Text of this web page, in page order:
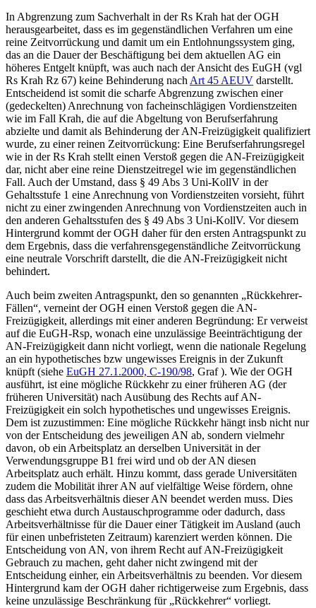
In Abgrenzung zum Sachverhalt in der Rs Krah hat der OGH
herausgearbeitet, dass es im gegenständlichen Verfahren um eine
reine Zeitvorrückung und damit um ein Entlohnungssystem ging,
das an die Dauer der Beschäftigung bei dem aktuellen AG ein
höheres Entgelt knüpft, was auch nach der Ansicht des EuGH (vgl
Rs Krah Rz 67) keine Behinderung nach Art 45 AEUV darstellt.
Entscheidend ist somit die scharfe Abgrenzung zwischen einer
(gedeckelten) Anrechnung von facheinschlägigen Vordienstzeiten
wie im Fall Krah, die auf die Abgeltung von Berufserfahrung
abzielte und damit als Behinderung der AN-Freizügigkeit qualifiziert
wurde, zu einer reinen Zeitvorrückung: Eine Berufserfahrungsregel
wie in der Rs Krah stellt einen Verstoß gegen die AN-Freizügigkeit
dar, nicht aber eine reine Dienstzeitregel wie im gegenständlichen
Fall. Auch der Umstand, dass § 49 Abs 3 Uni-KollV in der
Gehaltsstufe 1 eine Anrechnung von Vordienstzeiten vorsieht, führt
nicht zu einer zwingenden Anrechnung von Vordienstzeiten auch in
den anderen Gehaltsstufen des § 49 Abs 3 Uni-KollV. Vor diesem
Hintergrund kommt der OGH daher für den ersten Antragspunkt zu
dem Ergebnis, dass die verfahrensgegenständliche Zeitvorrückung
eine neutrale Vorschrift darstellt, die die AN-Freizügigkeit nicht
behindert.
Auch beim zweiten Antragspunkt, den so genannten „Rückkehrer-
Fällen“, verneint der OGH einen Verstoß gegen die AN-
Freizügigkeit, allerdings mit einer anderen Begründung: Er verweist
auf die EuGH-Rsp, wonach eine unzulässige Beeinträchtigung der
AN-Freizügigkeit dann nicht vorliegt, wenn die nationale Regelung
an ein hypothetisches bzw ungewisses Ereignis in der Zukunft
knüpft (siehe EuGH 27.1.2000, C-190/98, Graf). Wie der OGH
ausführt, ist eine mögliche Rückkehr zu einer früheren AG (der
früheren Universität) nach Ausübung des Rechts auf AN-
Freizügigkeit ein solch hypothetisches und ungewisses Ereignis.
Dem ist zuzustimmen: Eine mögliche Rückkehr hängt insb nicht nur
von der Entscheidung des jeweiligen AN ab, sondern vielmehr
davon, ob ein Arbeitsplatz an derselben Universität in der
Verwendungsgruppe B1 frei wird und ob der AN diesen
Arbeitsplatz auch erhält. Hinzu kommt, dass gerade Universitäten
zudem die Mobilität ihrer AN auf vielfältige Weise fördern, ohne
dass das Arbeitsverhältnis dieser AN beendet werden muss. Dies
geschieht etwa durch Austauschprogramme oder dadurch, dass
Arbeitsverhältnisse für die Dauer einer Tätigkeit im Ausland (auch
für einen unbefristeten Zeitraum) karenziert werden können. Die
Entscheidung von AN, von ihrem Recht auf AN-Freizügigkeit
Gebrauch zu machen, geht daher nicht zwingend mit der
Entscheidung einher, ein Arbeitsverhältnis zu beenden. Vor diesem
Hintergrund kam der OGH daher richtigerweise zum Ergebnis, dass
keine unzulässige Beschränkung für „Rückkehrer“ vorliegt.